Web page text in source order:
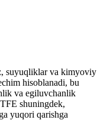
suyuqliklar va kimyoviy
hisoblanadi, bu
va egiluvchanlik
shuningdek,
yuqori qarishga